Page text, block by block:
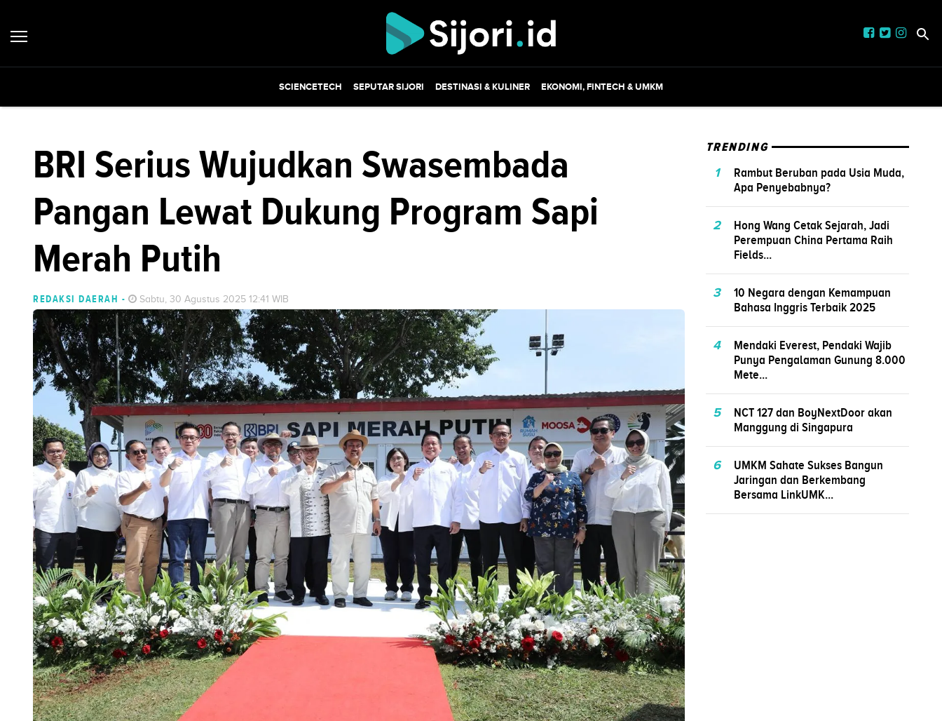
SCIENCETECH SEPUTAR SIJORI DESTINASI & KULINER EKONOMI, FINTECH & UMKM
BRI Serius Wujudkan Swasembada
Pangan Lewat Dukung Program Sapi
Merah Putih
REDAKSI DAERAH - Sabtu, 30 Agustus 2025 12:41 WIB
TRENDING
1
Rambut Beruban pada Usia Muda,
Apa Penyebabnya?
2
Hong Wang Cetak Sejarah, Jadi
Perempuan China Pertama Raih
Fields...
3
10 Negara dengan Kemampuan
Bahasa Inggris Terbaik 2025
4
Mendaki Everest, Pendaki Wajib
Punya Pengalaman Gunung 8.000
Mete...
5
NCT 127 dan BoyNextDoor akan
Manggung di Singapura
6
UMKM Sahate Sukses Bangun
Jaringan dan Berkembang
Bersama LinkUMK...